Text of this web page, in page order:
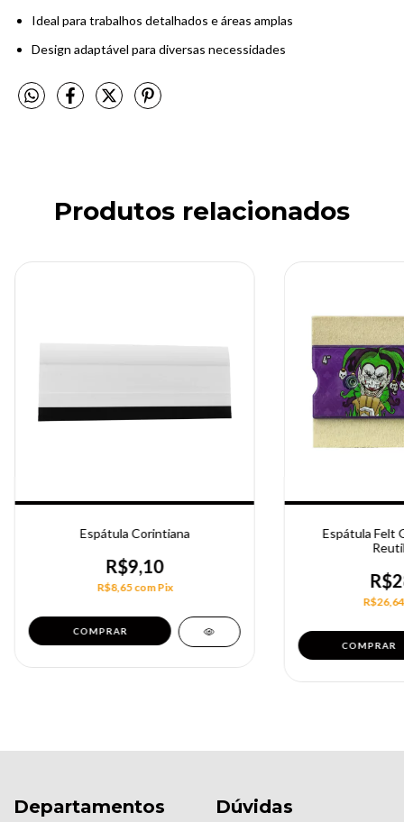
Ideal para trabalhos detalhados e áreas amplas
Design adaptável para diversas necessidades
Produtos relacionados
Espátula Corintiana
R$9,10
R$8,65comPix
Espátula Felt
Departamentos Dúvidas